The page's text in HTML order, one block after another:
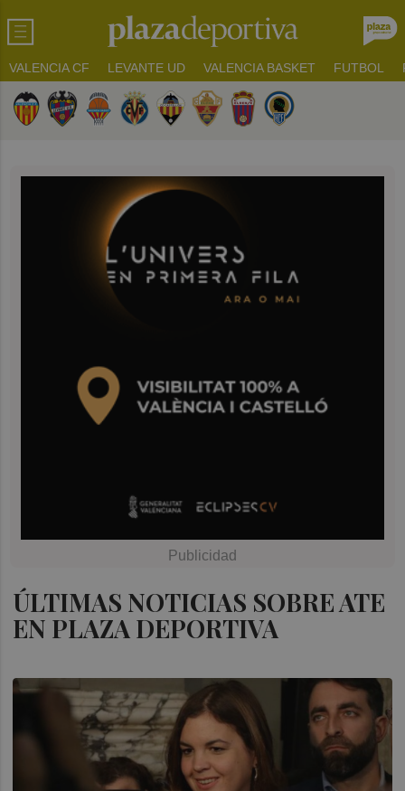
VALENCIA CF LEVANTE UD VALENCIA BASKET FUTBOL
ÚLTIMAS NOTICIAS SOBRE ATE
EN PLAZA DEPORTIVA